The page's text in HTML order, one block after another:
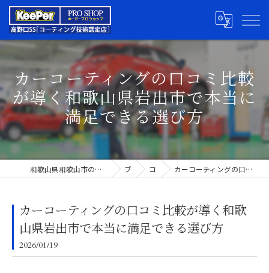
カーコーティングの口コミ比較
が導く和歌山県岩出市で本当に
満足できる選び方
和歌山県和歌山市のカーコーティングならキーパープロショップ高野口SS ブログ コラム カーコーティングの口コミ比較が導く和歌山県岩出市で本当に満足できる選び方
カーコーティングの口コミ比較が導く和歌
山県岩出市で本当に満足できる選び方
2026/01/19